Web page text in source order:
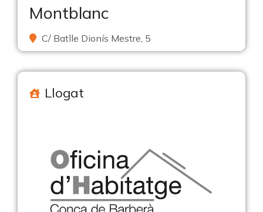
Montblanc
C/ Batlle Dionís Mestre, 5
Llogat